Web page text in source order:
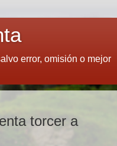
error, omisión o mejor
torcer a